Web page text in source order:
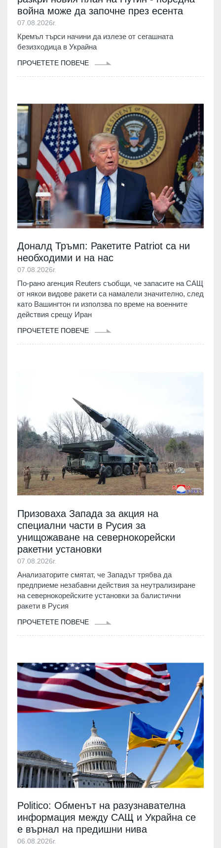
война може да започне през есента
07.08.2026г.
Кремъл търси начини да излезе от сегашната
безизходица в Украйна
ПРОЧЕТЕТЕ ПОВЕЧЕ
Доналд Тръмп: Ракетите Patriot са ни
необходими и на нас
07.08.2026г.
По-рано агенция Reuters съобщи, че запасите на САЩ
от някои видове ракети са намалели значително, след
като Вашингтон ги използва по време на военните
действия срещу Иран
ПРОЧЕТЕТЕ ПОВЕЧЕ
Призоваха Запада за акция на
специални части в Русия за
унищожаване на севернокорейски
ракетни установки
07.08.2026г.
Анализаторите смятат, че Западът трябва да
предприеме незабавни действия за неутрализиране
на севернокорейските установки за балистични
ракети в Русия
ПРОЧЕТЕТЕ ПОВЕЧЕ
Politico: Обменът на разузнавателна
информация между САЩ и Украйна се
е върнал на предишни нива
06.08.2026г.